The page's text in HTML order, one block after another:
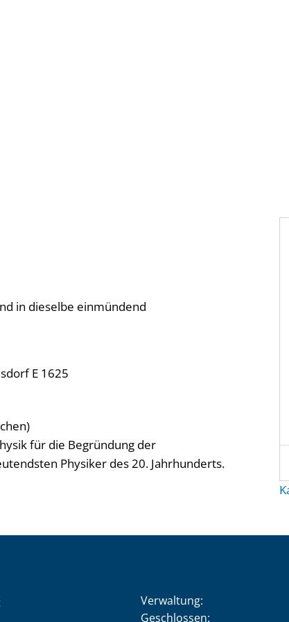
in dieselbe einmündend
E 1625
für die Begründung der
Physiker des 20. Jahrhunderts.
Verwaltung:
Klicken, um weitere
Geschlossen: